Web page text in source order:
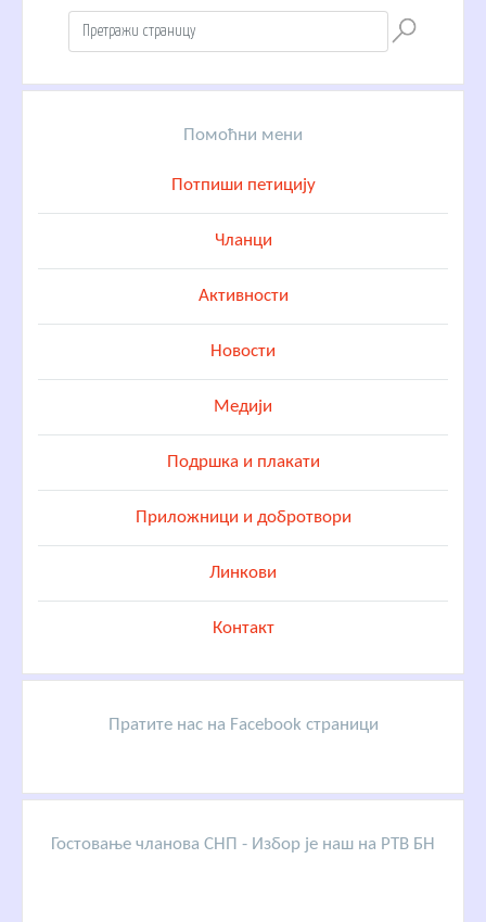
Помоћни мени
Потпиши петицију
Чланци
Активности
Новости
Медији
Подршка и плакати
Приложници и добротвори
Линкови
Контакт
Пратите нас на Facebook страници
Гостовање чланова СНП - Избор је наш на РТВ БН